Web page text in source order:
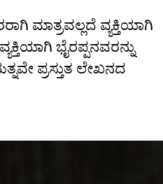
ಮಾತ್ರವಲ್ಲದೆ ವ್ಯಕ್ತಿಯಾಗಿ
ಭೈರಪ್ಪನವರನ್ನು
ಪ್ರಸ್ತುತ ಲೇಖನದ